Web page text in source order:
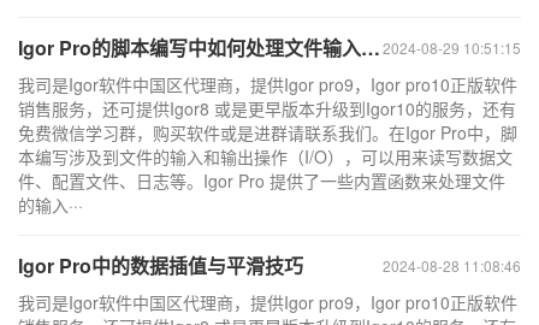
2024-08-29 10:51:15
Igor Pro的脚本编写中如何处理文件输入和输出
我司是Igor软件中国区代理商，提供Igor pro9，Igor pro10正版软件
销售服务，还可提供Igor8 或是更早版本升级到Igor10的服务，还有
免费微信学习群，购买软件或是进群请联系我们。在Igor Pro中，脚
本编写涉及到文件的输入和输出操作（I/O），可以用来读写数据文
件、配置文件、日志等。Igor Pro 提供了一些内置函数来处理文件
的输入···
2024-08-28 11:08:46
Igor Pro中的数据插值与平滑技巧
我司是Igor软件中国区代理商，提供Igor pro9，Igor pro10正版软件